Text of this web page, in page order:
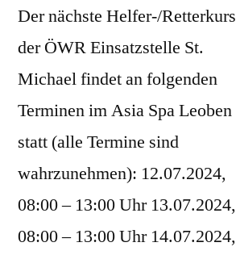
Der nächste Helfer-/Retterkurs
der ÖWR Einsatzstelle St.
Michael findet an folgenden
Terminen im Asia Spa Leoben
statt (alle Termine sind
wahrzunehmen): 12.07.2024,
08:00 – 13:00 Uhr 13.07.2024,
08:00 – 13:00 Uhr 14.07.2024,